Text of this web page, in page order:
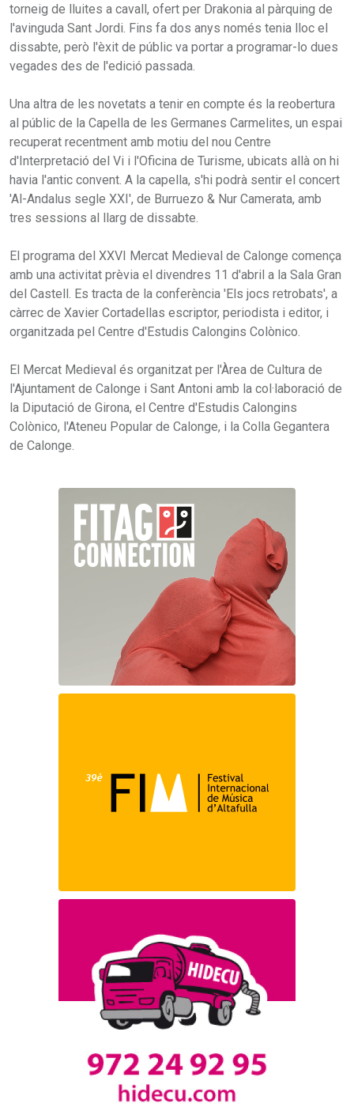
torneig de lluites a cavall, ofert per Drakonia al pàrquing de
l'avinguda Sant Jordi. Fins fa dos anys només tenia lloc el
dissabte, però l'èxit de públic va portar a programar-lo dues
vegades des de l'edició passada.
Una altra de les novetats a tenir en compte és la reobertura
al públic de la Capella de les Germanes Carmelites, un espai
recuperat recentment amb motiu del nou Centre
d'Interpretació del Vi i l'Oficina de Turisme, ubicats allà on hi
havia l'antic convent. A la capella, s'hi podrà sentir el concert
'Al-Andalus segle XXI', de Burruezo & Nur Camerata, amb
tres sessions al llarg de dissabte.
El programa del XXVI Mercat Medieval de Calonge comença
amb una activitat prèvia el divendres 11 d'abril a la Sala Gran
del Castell. Es tracta de la conferència 'Els jocs retrobats', a
càrrec de Xavier Cortadellas escriptor, periodista i editor, i
organitzada pel Centre d'Estudis Calongins Colònico.
El Mercat Medieval és organitzat per l'Àrea de Cultura de
l'Ajuntament de Calonge i Sant Antoni amb la col·laboració de
la Diputació de Girona, el Centre d'Estudis Calongins
Colònico, l'Ateneu Popular de Calonge, i la Colla Gegantera
de Calonge.